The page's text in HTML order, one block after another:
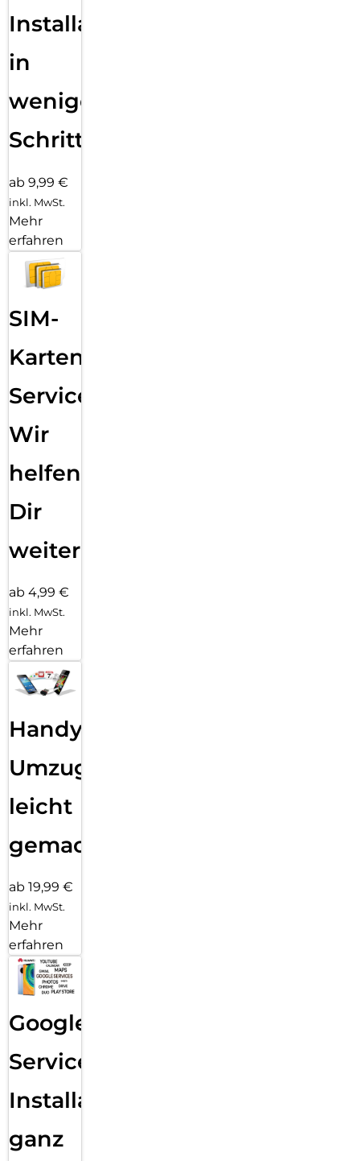
Installation
in
wenigen
Schritten
ab 9,99 €
inkl. MwSt.
Mehr
erfahren
SIM-
Karten
Service:
Wir
helfen
Dir
weiter
ab 4,99 €
inkl. MwSt.
Mehr
erfahren
Handy
Umzug
leicht
gemacht!
ab 19,99 €
inkl. MwSt.
Mehr
erfahren
Google
Services
Installation
ganz